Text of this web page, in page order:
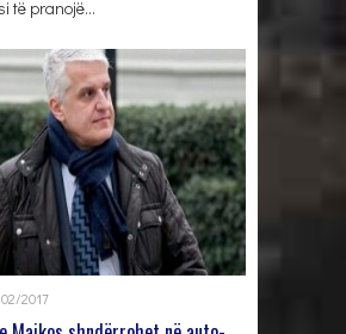
të pranojë…
2017